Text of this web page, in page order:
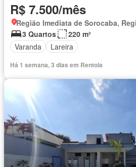
R$ 7.500/mês
3 Quartos
220 m²
Varanda
Lareira
Há 1 semana, 3 dias em Rentola